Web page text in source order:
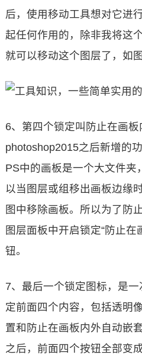
后，使用移动工具想对它进
起任何作用的，除非我将这
就可以移动这个图层了，如图
6、第四个锁定叫防止在画
photoshop2015之后新增的
PS中的画板是一个大文件夹
以当图层或组移出画板边缘
图中移除画板。所以为了防
图层面板中开启锁定“防止在
钮。
7、最后一个锁定图标，是
定前面四个内容，包括透明
置和防止在画板内外自动嵌
之后，前面四个按钮全部变